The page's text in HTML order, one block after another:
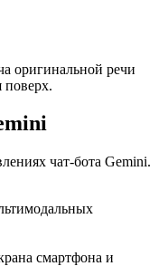
оригинальной речи
поверх.
чат-бота Gemini.
смартфона и